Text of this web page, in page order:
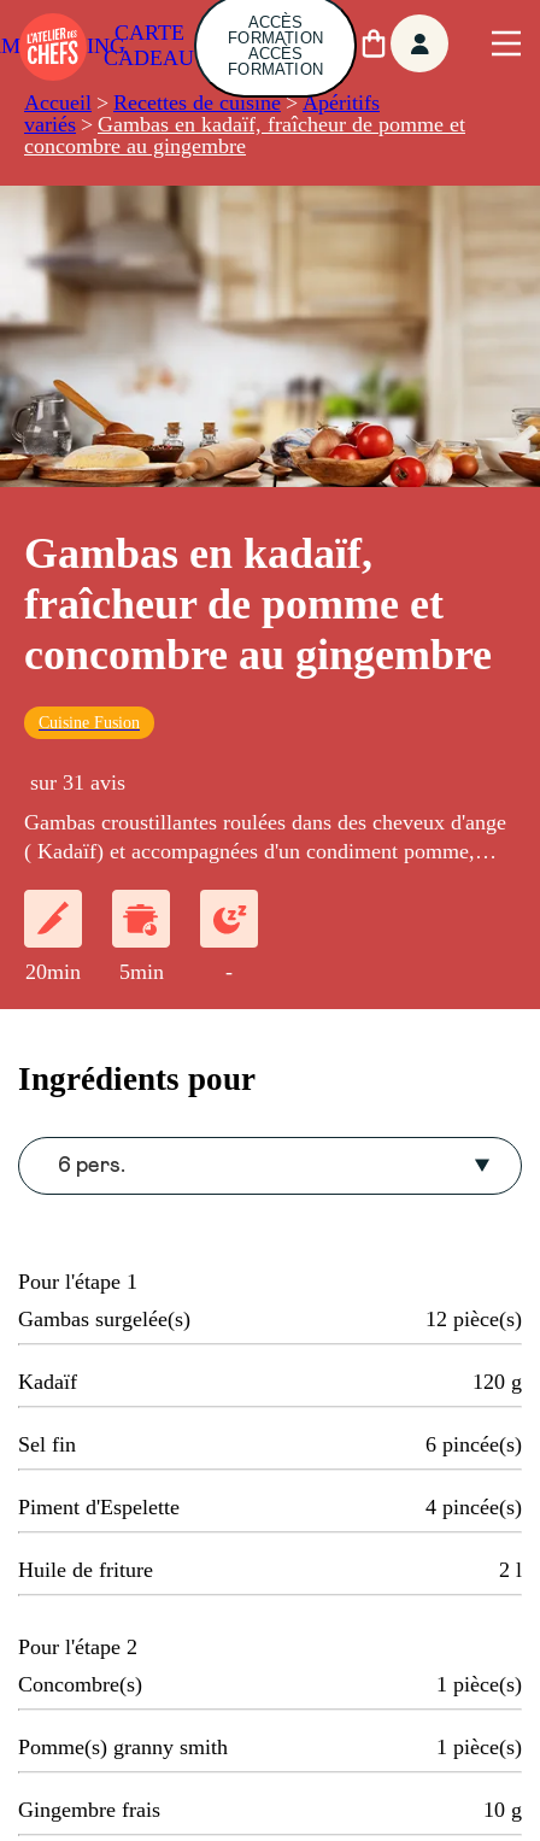
CARTE
CADEAU
ACCÈS
FORMATION
ACCÈS
FORMATION
Accueil > Recettes de cuisine > Apéritifs
variés > Gambas en kadaïf, fraîcheur de pomme et
concombre au gingembre
Gambas en kadaïf,
fraîcheur de pomme et
concombre au gingembre
Cuisine Fusion
sur 31 avis
Gambas croustillantes roulées dans des cheveux d'ange
( Kadaïf) et accompagnées d'un condiment pomme,
blanc.
20min 5min -
Ingrédients pour
6 pers.
Pour l'étape 1
Gambas surgelée(s)
12 pièce(s)
Kadaïf 120 g
Sel fin 6 pincée(s)
Piment d'Espelette 4 pincée(s)
Huile de friture 2 l
Pour l'étape 2
Concombre(s)
1 pièce(s)
Pomme(s) granny smith 1 pièce(s)
Gingembre frais 10 g